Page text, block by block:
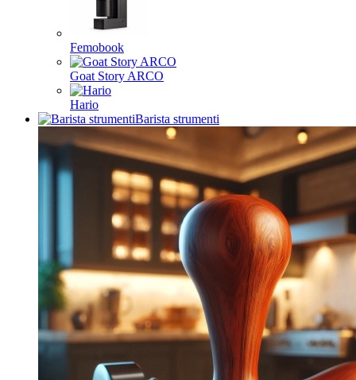
Femobook
Goat Story ARCO
Hario
Barista strumenti